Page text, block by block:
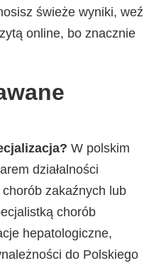
świeże wyniki, weź
online, bo znacznie
W polskim
działalności
zakaźnych lub
chorób
hepatologiczne,
do Polskiego